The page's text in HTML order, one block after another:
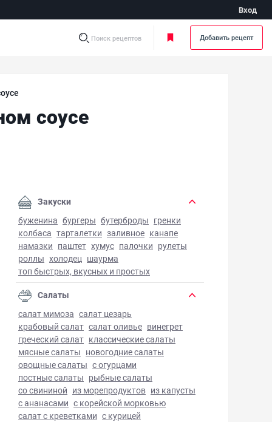
Вход
Поиск рецептов Добавить рецепт
соусе
сердечки в сливочно-чесночном соусе - фото
Закуски
буженина бургеры бутерброды гренки
колбаса тарталетки заливное канапе
намазки паштет хумус палочки рулеты
роллы холодец шаурма
топ быстрых, вкусных и простых
Салаты
салат мимоза салат цезарь
крабовый салат салат оливье винегрет
греческий салат классические салаты
мясные салаты новогодние салаты
овощные салаты с огурцами
постные салаты рыбные салаты
со свининой из морепродуктов из капусты
с ананасами с корейской морковью
салат с креветками с курицей